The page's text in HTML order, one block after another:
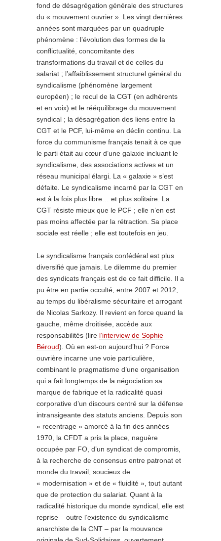
fond de désagrégation générale des structures
du « mouvement ouvrier ». Les vingt dernières
années sont marquées par un quadruple
phénomène : l’évolution des formes de la
conflictualité, concomitante des
transformations du travail et de celles du
salariat ; l’affaiblissement structurel général du
syndicalisme (phénomène largement
européen) ; le recul de la CGT (en adhérents
et en voix) et le rééquilibrage du mouvement
syndical ; la désagrégation des liens entre la
CGT et le PCF, lui-même en déclin continu. La
force du communisme français tenait à ce que
le parti était au cœur d’une galaxie incluant le
syndicalisme, des associations actives et un
réseau municipal élargi. La « galaxie » s’est
défaite. Le syndicalisme incarné par la CGT en
est à la fois plus libre… et plus solitaire. La
CGT résiste mieux que le PCF ; elle n’en est
pas moins affectée par la rétraction. Sa place
sociale est réelle ; elle est toutefois en jeu.
Le syndicalisme français confédéral est plus
diversifié que jamais. Le dilemme du premier
des syndicats français est de ce fait difficile. Il a
pu être en partie occulté, entre 2007 et 2012,
au temps du libéralisme sécuritaire et arrogant
de Nicolas Sarkozy. Il revient en force quand la
gauche, même droitisée, accède aux
responsabilités (lire l’interview de Sophie
Béroud). Où en est-on aujourd’hui ? Force
ouvrière incarne une voie particulière,
combinant le pragmatisme d’une organisation
qui a fait longtemps de la négociation sa
marque de fabrique et la radicalité quasi
corporative d’un discours centré sur la défense
intransigeante des statuts anciens. Depuis son
« recentrage » amorcé à la fin des années
1970, la CFDT a pris la place, naguère
occupée par FO, d’un syndicat de compromis,
à la recherche de consensus entre patronat et
monde du travail, soucieux de
« modernisation » et de « fluidité », tout autant
que de protection du salariat. Quant à la
radicalité historique du monde syndical, elle est
reprise – outre l’existence du syndicalisme
anarchiste de la CNT – par la mouvance